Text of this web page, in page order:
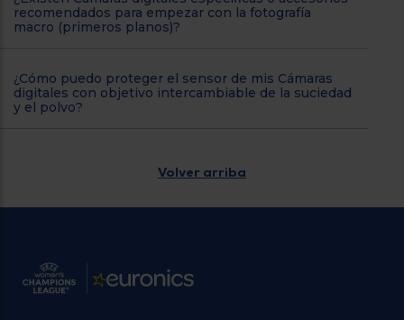
recomendados para empezar con la fotografía
macro (primeros planos)?
¿Cómo puedo proteger el sensor de mis Cámaras
digitales con objetivo intercambiable de la suciedad
y el polvo?
Volver arriba